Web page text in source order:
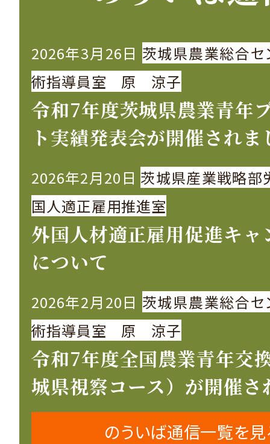
2026年3月26日 茨城県農業総合セ
術指導員室 原 涼子
令和7年度茨城県農業青年
ト実績発表会が開催されま
2026年2月20日 茨城県産業戦略部
国人適正雇用推進室
外国人材適正雇用促進キャ
について
2026年2月20日 茨城県農業総合セ
術指導員室 原 涼子
令和7年度全国農業青年交
城県視察コース）が開催さ
のういば通信一覧を